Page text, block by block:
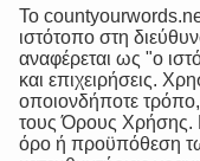
Το
ιστότοπο στη
αναφέρεται ως "ο
και επιχειρήσεις.
οποιονδήποτε
τους Όρους Χρήσης.
όρο ή προϋπόθεση